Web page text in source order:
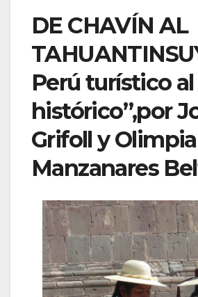
DE CHAVÍN AL
Perú turístico
histórico”,por
Grifoll y
Manzanares